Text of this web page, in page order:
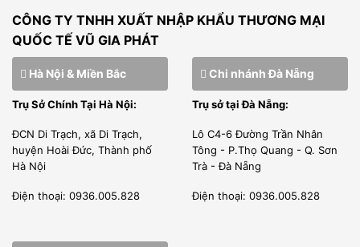
Các phụ kiện có thể tháo rời vệ sinh sau khi sử dụng.
Chú ý khi sử dụng máy xay thịt
Inoksan
Máy xay thịt công nghiệp cho năng suất cao khi sử dụng
tuy nhưng chúng ta cần chú ý để sử dụng sản phẩm được
lâu, bền nhất.
CÔNG TY TNHH XUẤT NHẬP KHẨU THƯƠNG MẠI
QUỐC TẾ VŨ GIA PHÁT
Hà Nội & Miền Bắc
Trụ Sở Chính Tại Hà Nội:
ĐCN Di Trạch, xã Di Trạch,
huyện Hoài Đức, Thành phố
Hà Nội
Điện thoại: 0936.005.828
Chi nhánh Đà Nẵng
Trụ sở tại Đà Nẵng:
Lô C4-6 Đường Trần Nhân
Tông - P.Thọ Quang - Q. Sơn
Trà - Đà Nẵng
Điện thoại: 0936.005.828